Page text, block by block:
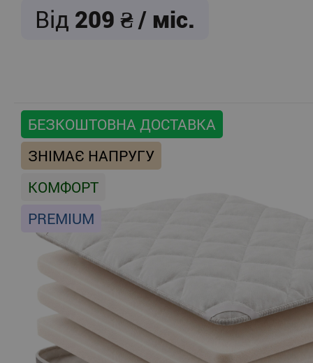
Від 209 / міс.
БЕЗКОШТОВНА ДОСТАВКА
ЗНІМАЄ НАПРУГУ
КОМФОРТ
PREMIUM